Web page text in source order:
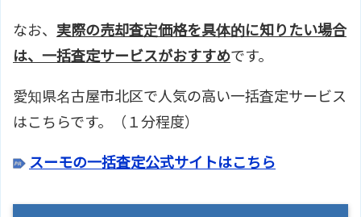
なお、 実際の売却査定価格を具体的に知りたい場合
は、一括査定サービスがおすすめです。
愛知県名古屋市北区で人気の高い一括査定サービス
はこちらです。（１分程度）
スーモの一括査定公式サイトはこちら